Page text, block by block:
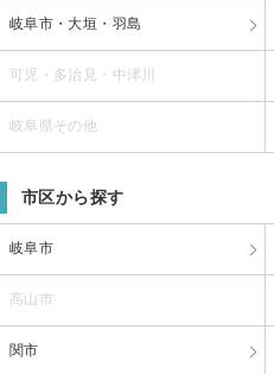
岐阜市・大垣・羽島
可児・多治見・中津川
岐阜県その他
市区から探す
岐阜市
高山市
関市